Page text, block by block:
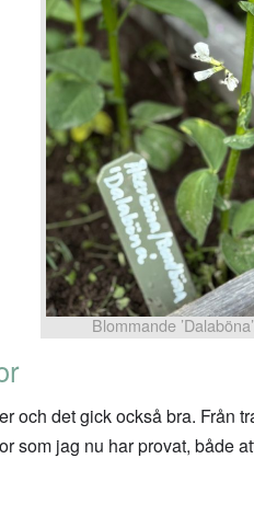
Blommande
och det gick också bra. Från
som jag nu har provat, både